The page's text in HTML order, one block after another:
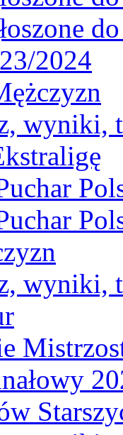
2024
wyniki,
wyniki,